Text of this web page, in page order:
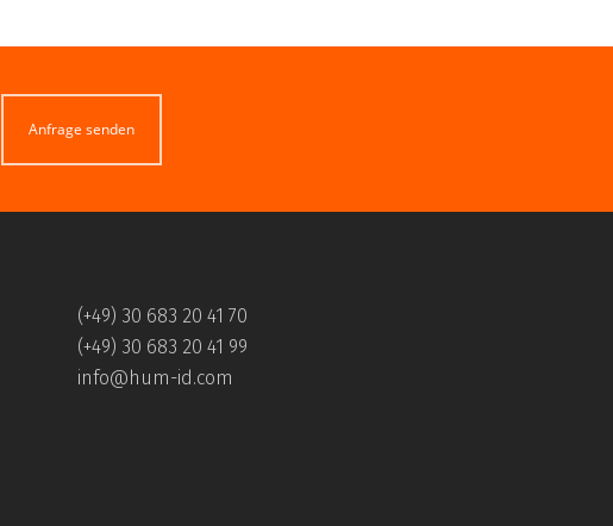
Anfrage senden
(+49) 30 683 20 41 70
(+49) 30 683 20 41 99
info@hum-id.com